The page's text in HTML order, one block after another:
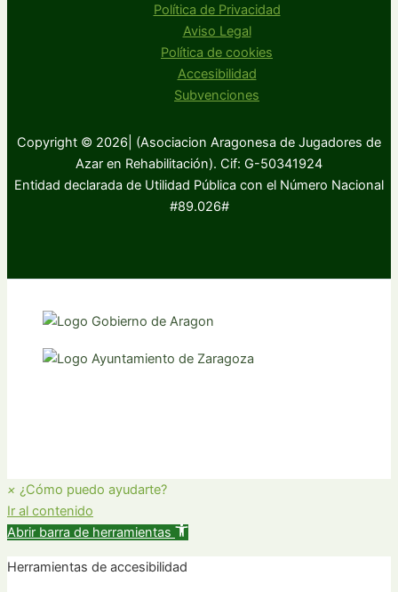
Política de Privacidad
Aviso Legal
Política de cookies
Accesibilidad
Subvenciones
Copyright © 2026| (Asociacion Aragonesa de Jugadores de
Azar en Rehabilitación). Cif: G-50341924
Entidad declarada de Utilidad Pública con el Número Nacional
#89.026#
× ¿Cómo puedo ayudarte?
Ir al contenido
Abrir barra de herramientas
Herramientas de accesibilidad